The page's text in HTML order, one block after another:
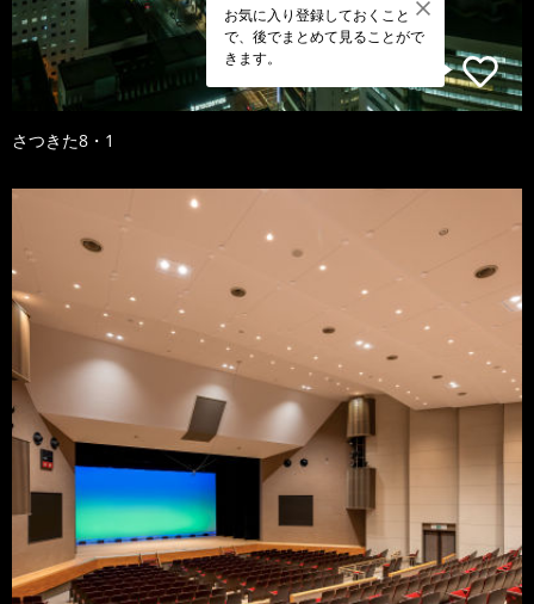
お気に入り登録しておくこと
で、後でまとめて見ることがで
きます。
さつきた8・1